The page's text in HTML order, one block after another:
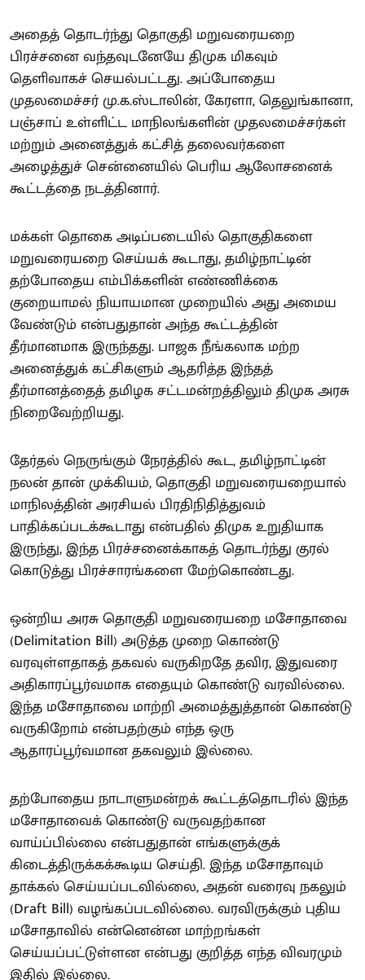
அதைத் தொடர்ந்து தொகுதி மறுவரையறை
பிரச்சனை வந்தவுடனேயே திமுக மிகவும்
தெளிவாகச் செயல்பட்டது. அப்போதைய
முதலமைச்சர் மு.க.ஸ்டாலின், கேரளா, தெலுங்கானா,
பஞ்சாப் உள்ளிட்ட மாநிலங்களின் முதலமைச்சர்கள்
மற்றும் அனைத்துக் கட்சித் தலைவர்களை
அழைத்துச் சென்னையில் பெரிய ஆலோசனைக்
கூட்டத்தை நடத்தினார்.
மக்கள் தொகை அடிப்படையில் தொகுதிகளை
மறுவரையறை செய்யக் கூடாது, தமிழ்நாட்டின்
தற்போதைய எம்பிக்களின் எண்ணிக்கை
குறையாமல் நியாயமான முறையில் அது அமைய
வேண்டும் என்பதுதான் அந்த கூட்டத்தின்
தீர்மானமாக இருந்தது. பாஜக நீங்கலாக மற்ற
அனைத்துக் கட்சிகளும் ஆதரித்த இந்தத்
தீர்மானத்தைத் தமிழக சட்டமன்றத்திலும் திமுக அரசு
நிறைவேற்றியது.
தேர்தல் நெருங்கும் நேரத்தில் கூட, தமிழ்நாட்டின்
நலன் தான் முக்கியம், தொகுதி மறுவரையறையால்
மாநிலத்தின் அரசியல் பிரதிநிதித்துவம்
பாதிக்கப்படக்கூடாது என்பதில் திமுக உறுதியாக
இருந்து, இந்த பிரச்சனைக்காகத் தொடர்ந்து குரல்
கொடுத்து பிரச்சாரங்களை மேற்கொண்டது.
ஒன்றிய அரசு தொகுதி மறுவரையறை மசோதாவை
(Delimitation Bill) அடுத்த முறை கொண்டு
வரவுள்ளதாகத் தகவல் வருகிறதே தவிர, இதுவரை
அதிகாரப்பூர்வமாக எதையும் கொண்டு வரவில்லை.
இந்த மசோதாவை மாற்றி அமைத்துத்தான் கொண்டு
வருகிறோம் என்பதற்கும் எந்த ஒரு
ஆதாரப்பூர்வமான தகவலும் இல்லை.
தற்போதைய நாடாளுமன்றக் கூட்டத்தொடரில் இந்த
மசோதாவைக் கொண்டு வருவதற்கான
வாய்ப்பில்லை என்பதுதான் எங்களுக்குக்
கிடைத்திருக்கக்கூடிய செய்தி. இந்த மசோதாவும்
தாக்கல் செய்யப்படவில்லை, அதன் வரைவு நகலும்
(Draft Bill) வழங்கப்படவில்லை. வரவிருக்கும் புதிய
மசோதாவில் என்னென்ன மாற்றங்கள்
செய்யப்பட்டுள்ளன என்பது குறித்த எந்த விவரமும்
இதில் இல்லை.